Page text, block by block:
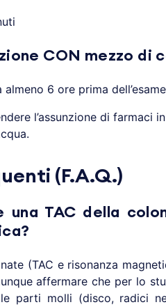
CON mezzo di
6 ore prima
l’assunzione di farmaci
(F.A.Q.)
una TAC della
(TAC e risonanza
affermare che per lo
parti molli (disco, radici